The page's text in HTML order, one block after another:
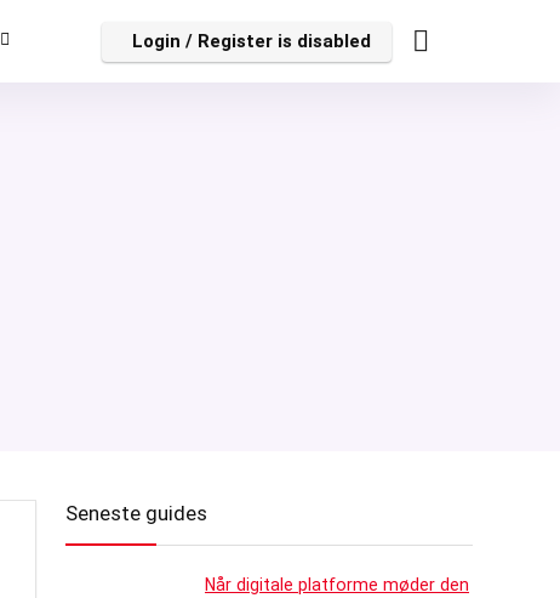
Login / Register is disabled
Seneste guides
Når digitale platforme møder den